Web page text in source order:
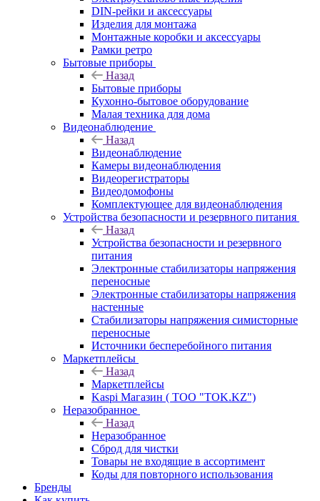
DIN-рейки и аксессуары
Изделия для монтажа
Монтажные коробки и аксессуары
Рамки ретро
Бытовые приборы
Назад
Бытовые приборы
Кухонно-бытовое оборудование
Малая техника для дома
Видеонаблюдение
Назад
Видеонаблюдение
Камеры видеонаблюдения
Видеорегистраторы
Видеодомофоны
Комплектующее для видеонаблюдения
Устройства безопасности и резервного питания
Назад
Устройства безопасности и резервного
питания
Электронные стабилизаторы напряжения
переносные
Электронные стабилизаторы напряжения
настенные
Стабилизаторы напряжения симисторные
переносные
Источники бесперебойного питания
Маркетплейсы
Назад
Маркетплейсы
Kaspi Магазин ( ТОО "TOK.KZ")
Неразобранное
Назад
Неразобранное
Сброд для чистки
Товары не входящие в ассортимент
Коды для повторного использования
Бренды